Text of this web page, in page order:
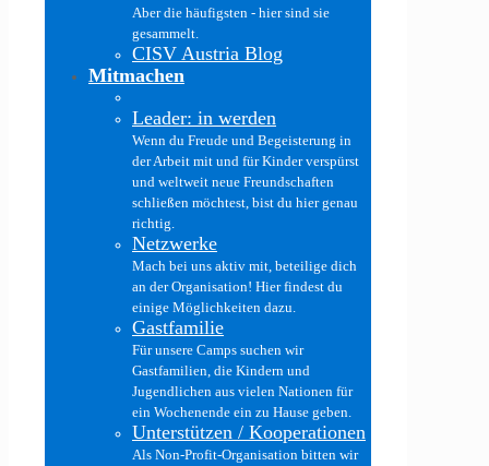
Aber die häufigsten - hier sind sie
gesammelt.
CISV Austria Blog
Mitmachen
Leader: in werden
Wenn du Freude und Begeisterung in
der Arbeit mit und für Kinder verspürst
und weltweit neue Freundschaften
schließen möchtest, bist du hier genau
richtig.
Netzwerke
Mach bei uns aktiv mit, beteilige dich
an der Organisation! Hier findest du
einige Möglichkeiten dazu.
Gastfamilie
Für unsere Camps suchen wir
Gastfamilien, die Kindern und
Jugendlichen aus vielen Nationen für
ein Wochenende ein zu Hause geben.
Unterstützen / Kooperationen
Als Non-Profit-Organisation bitten wir